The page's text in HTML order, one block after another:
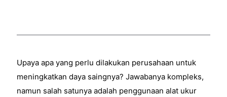
Upaya apa yang perlu dilakukan perusahaan untuk
meningkatkan daya saingnya? Jawabanya kompleks,
namun salah satunya adalah penggunaan alat ukur